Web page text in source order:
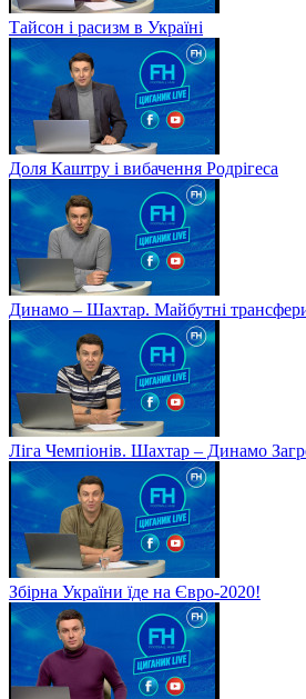
Тайсон і расизм в Україні
Доля Каштру і вибачення Родрігеса
Динамо – Шахтар. Майбутні
Ліга Чемпіонів. Шахтар – Динамо
Збірна України їде на Євро-2020!